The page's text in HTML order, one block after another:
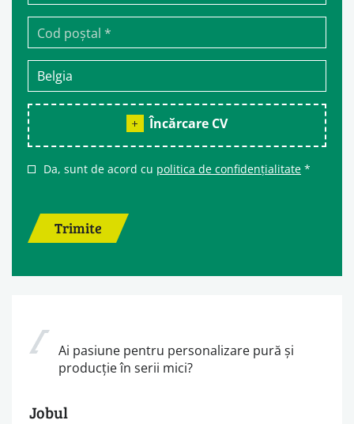
Încărcare CV
Da, sunt de acord cu politica de confidențialitate *
Trimite
Ai pasiune pentru personalizare pură și
producție în serii mici?
Jobul